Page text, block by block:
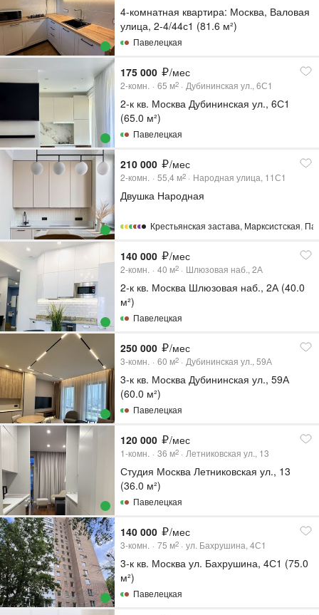
4-комнатная квартира: Москва, Валовая
улица, 2-4/44с1 (81.6 м²)
Павелецкая
175 000 /мес
2-комн. 65 м2 Дубининская ул., 6С1
2-к кв. Москва Дубининская ул., 6С1
(65.0 м²)
Павелецкая
210 000 /мес
2-комн. 55,4 м2 Народная улица, 11С1
Двушка Народная
Крестьянская застава, Марксистская,
140 000 /мес
2-комн. 40 м2 Шлюзовая наб., 2А
2-к кв. Москва Шлюзовая наб., 2А (40.0
м²)
Павелецкая
250 000 /мес
3-комн. 60 м2 Дубининская ул., 59А
3-к кв. Москва Дубининская ул., 59А
(60.0 м²)
Павелецкая
120 000 /мес
1-комн. 36 м2 Летниковская ул., 13
Студия Москва Летниковская ул., 13
(36.0 м²)
Павелецкая
140 000 /мес
3-комн. 75 м2 ул. Бахрушина, 4С1
3-к кв. Москва ул. Бахрушина, 4С1 (75.0
м²)
Павелецкая